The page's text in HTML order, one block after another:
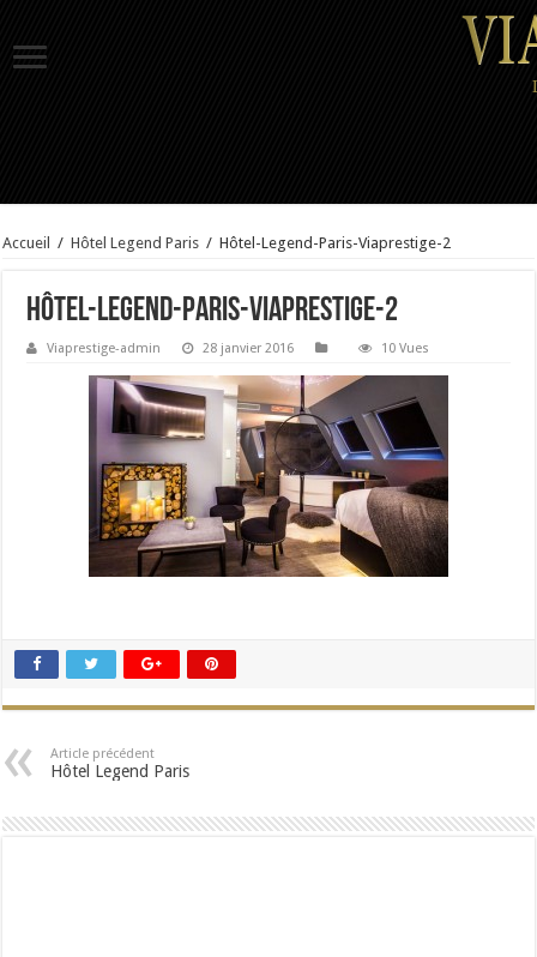
Accueil / Hôtel Legend Paris / Hôtel-Legend-Paris-Viaprestige-2
Hôtel-Legend-Paris-Viaprestige-2
Viaprestige-admin 28 janvier 2016 10 Vues
Article précédent
Hôtel Legend Paris